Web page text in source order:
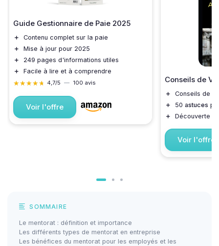
Guide Gestionnaire de Paie 2025
＋
Contenu complet sur la paie
＋
Mise à jour pour 2025
＋
249 pages d'informations utiles
＋
Facile à lire et à comprendre
★★★★★
★★★★★ 4,7/5 — 100 avis
Voir l'offre
Conseils de
＋ Conseils de
＋
50 astuces
＋
Découverte
Voir l'offre
SOMMAIRE
Le mentorat : définition et importance
Les différents types de mentorat en entreprise
Les bénéfices du mentorat pour les employés et les